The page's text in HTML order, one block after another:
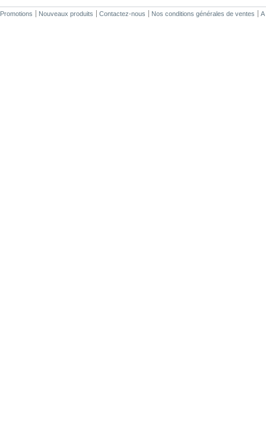
Promotions Nouveaux produits Contactez-nous Nos conditions générales de ventes A